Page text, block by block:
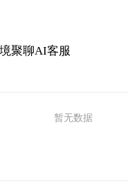
聚聊AI客服
暂无数据